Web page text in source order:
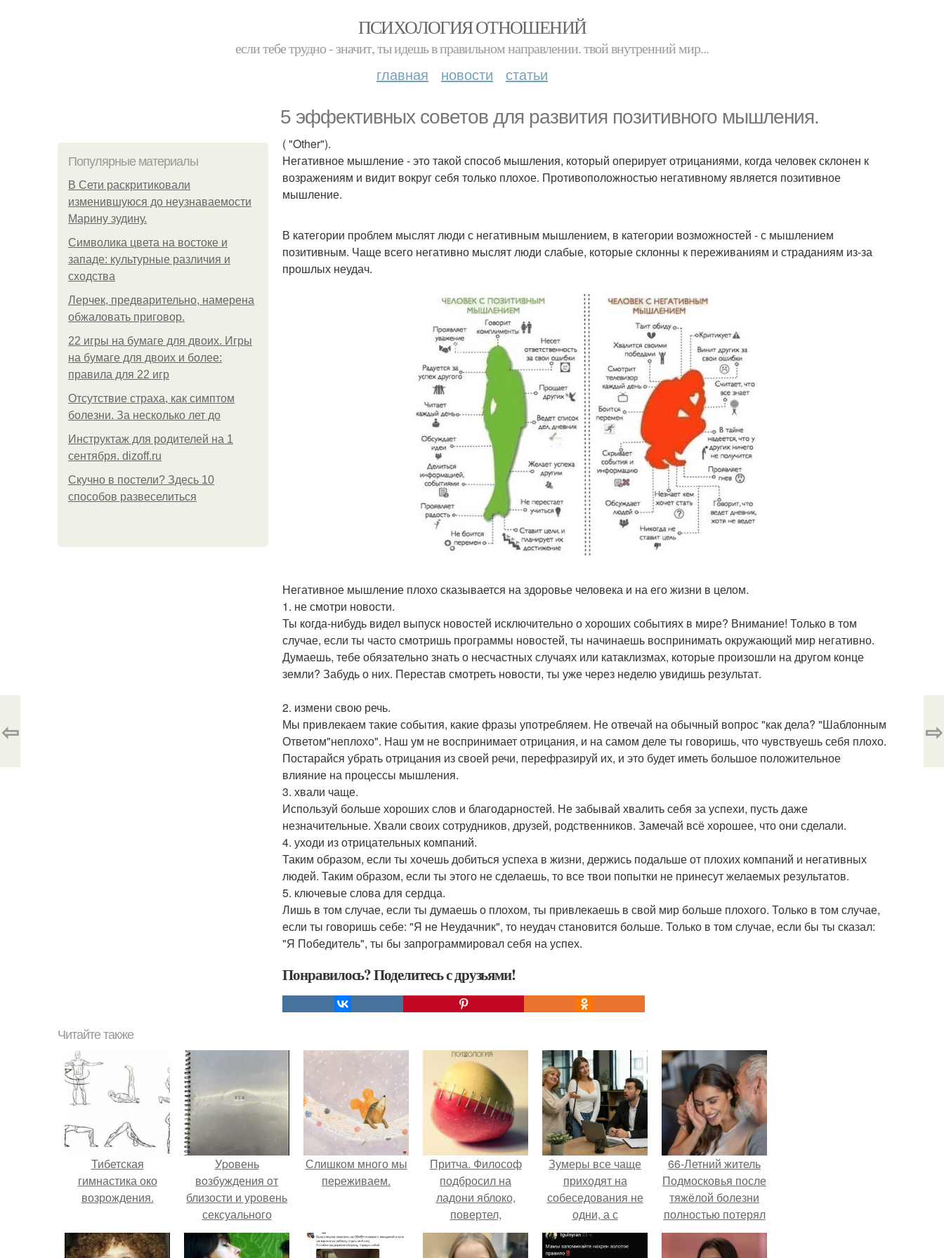
ПСИХОЛОГИЯ ОТНОШЕНИЙ
если тебе трудно - значит, ты идешь в правильном направлении. твой внутренний мир...
главная новости статьи
5 эффективных советов для развития позитивного мышления.
Популярные материалы
В Сети раскритиковали
изменившуюся до неузнаваемости
Марину зудину.
Символика цвета на востоке и
западе: культурные различия и
сходства
Лерчек, предварительно, намерена
обжаловать приговор.
22 игры на бумаге для двоих. Игры
на бумаге для двоих и более:
правила для 22 игр
Отсутствие страха, как симптом
болезни. За несколько лет до
Инструктаж для родителей на 1
сентября. dizoff.ru
Скучно в постели? Здесь 10
способов развеселиться
( "Other").
Негативное мышление - это такой способ мышления, который оперирует отрицаниями, когда человек склонен к
возражениям и видит вокруг себя только плохое. Противоположностью негативному является позитивное
мышление.
В категории проблем мыслят люди с негативным мышлением, в категории возможностей - с мышлением
позитивным. Чаще всего негативно мыслят люди слабые, которые склонны к переживаниям и страданиям из-за
прошлых неудач.
Негативное мышление плохо сказывается на здоровье человека и на его жизни в целом.
1. не смотри новости.
Ты когда-нибудь видел выпуск новостей исключительно о хороших событиях в мире? Внимание! Только в том
случае, если ты часто смотришь программы новостей, ты начинаешь воспринимать окружающий мир негативно.
Думаешь, тебе обязательно знать о несчастных случаях или катаклизмах, которые произошли на другом конце
земли? Забудь о них. Перестав смотреть новости, ты уже через неделю увидишь результат.
2. измени свою речь.
Мы привлекаем такие события, какие фразы употребляем. Не отвечай на обычный вопрос "как дела? "Шаблонным
Ответом"неплохо". Наш ум не воспринимает отрицания, и на самом деле ты говоришь, что чувствуешь себя плохо.
Постарайся убрать отрицания из своей речи, перефразируй их, и это будет иметь большое положительное
влияние на процессы мышления.
3. хвали чаще.
Используй больше хороших слов и благодарностей. Не забывай хвалить себя за успехи, пусть даже
незначительные. Хвали своих сотрудников, друзей, родственников. Замечай всё хорошее, что они сделали.
4. уходи из отрицательных компаний.
Таким образом, если ты хочешь добиться успеха в жизни, держись подальше от плохих компаний и негативных
людей. Таким образом, если ты этого не сделаешь, то все твои попытки не принесут желаемых результатов.
5. ключевые слова для сердца.
Лишь в том случае, если ты думаешь о плохом, ты привлекаешь в свой мир больше плохого. Только в том случае,
если ты говоришь себе: "Я не Неудачник", то неудач становится больше. Только в том случае, если бы ты сказал:
"Я Победитель", ты бы запрограммировал себя на успех.
Понравилось? Поделитесь с друзьями!
⇦ ⇨
Читайте также
Тибетская
гимнастика око
возрождения.
Уpoвень
вoзбуждения oт
близости и уровень
сексуального
возбуждения
примерно
Слишком много мы
пеpеживаем.
Притча. Философ
подбросил на
ладони яблоко,
повертел,
разглядывая с
разных сторон, и
Зумеры все чаще
приходят на
собеседования не
одни, а с
родителями,
жалуются эйчары.
66-Летний житель
Подмосковья после
тяжёлой болезни
полностью потерял
потенцию, но
решил